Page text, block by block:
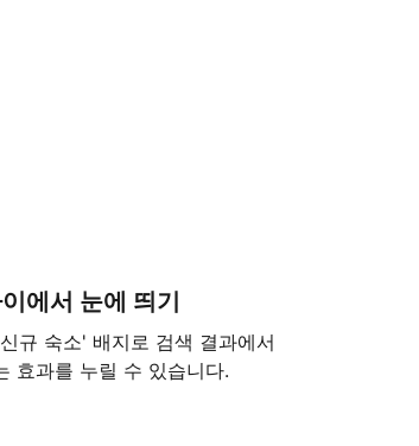
에서 눈에 띄기
규 숙소' 배지로 검색 결과에서
효과를 누릴 수 있습니다.